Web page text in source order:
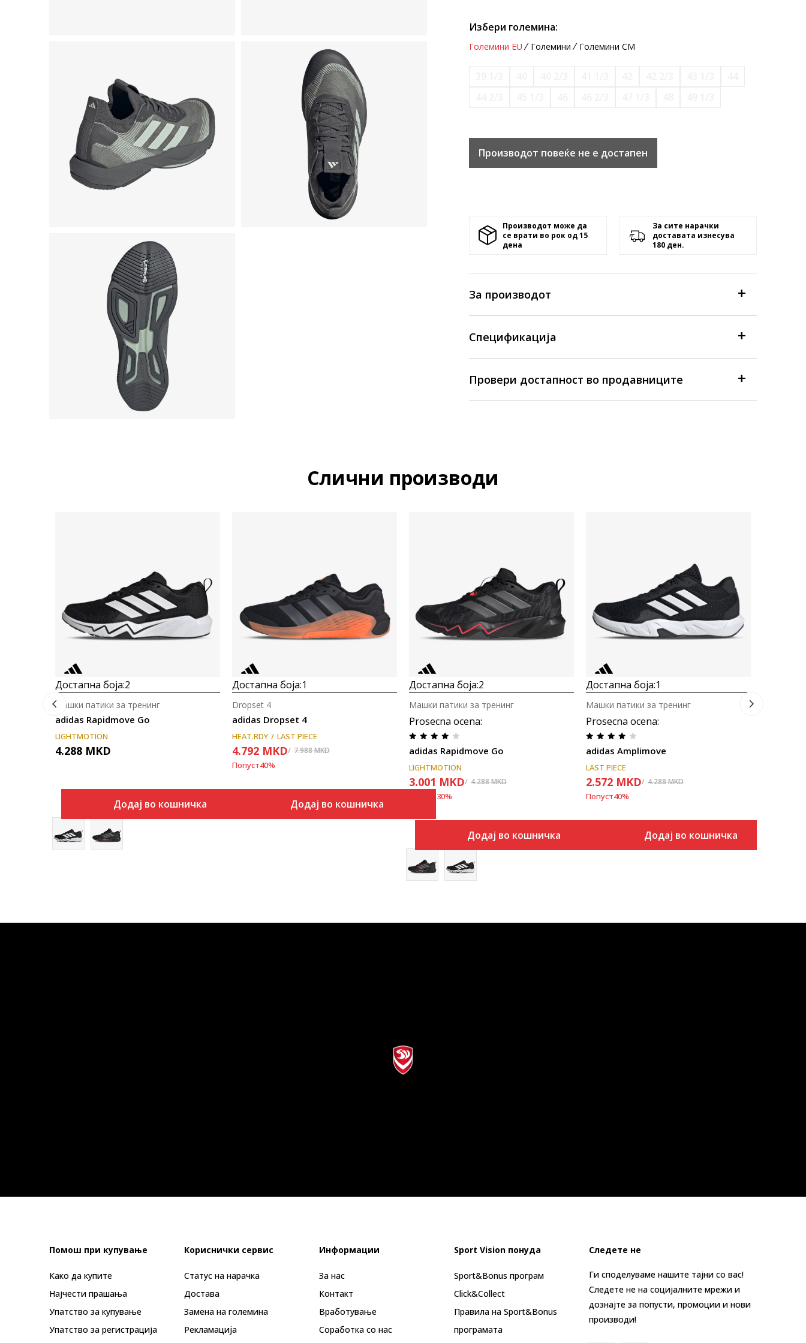
Избери големина:
Големини EU Големини Големини CM
Производот повеќе не е достапен
Производот може да
се врати во рок од 15
денa
За сите нарачки
доставата изнесува
180 ден.
За производот
Спецификација
Провери достапност во продавниците
Слични производи
Достапна боја:2
adidas Rapidmove Go
Машки патики за тренинг
LIGHTMOTION
4.288 MKD
Додај во кошничка
Достапна боја:1
adidas Dropset 4
Dropset 4
HEAT.RDY LAST PIECE
4.792 MKD 7.988MKD
Попуст40%
Додај во кошничка
Достапна боја:2
Prosecna ocena:
adidas Rapidmove Go
Машки патики за тренинг
LIGHTMOTION
3.001 MKD 4.288MKD
30%
Додај во кошничка
Достапна боја:1
Prosecna ocena:
adidas Amplimove
Машки патики за тренинг
LAST PIECE
2.572 MKD 4.288MKD
Попуст40%
Додај во кошничка
Помош при купување
Како да купите
Најчести прашања
Упатство за купување
Упатство за регистрација
Кориснички сервис
Статус на нарачка
Достава
Замена на големина
Рекламациja
Информации
За нас
Контакт
Вработување
Соработка со нас
Sport Vision понуда
Sport&Bonus програм
Click&Collect
Правила на Sport&Bonus
програмата
Следете не
Ги споделуваме нашите тајни со вас!
Следете не на социјалните мрежи и
дознајте за попусти, промоции и нови
производи!